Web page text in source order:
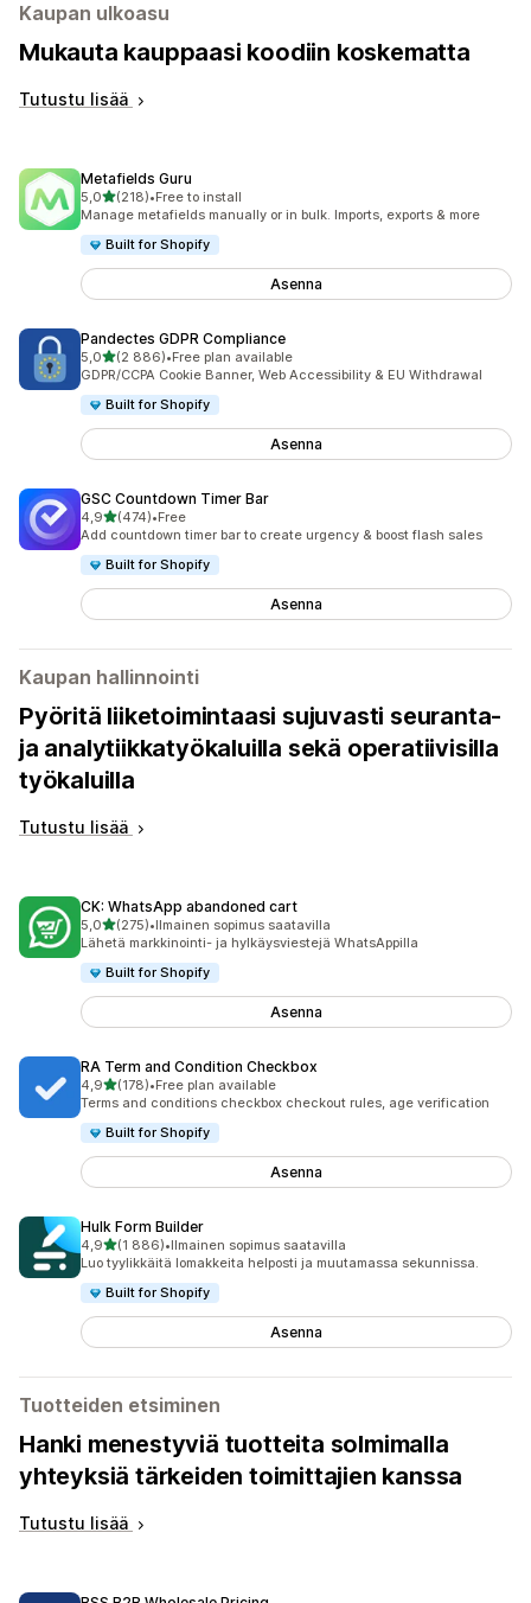
Kaupan ulkoasu
Mukauta kauppaasi koodiin koskematta
Tutustu lisää
Metafields Guru
5,0/ 5 tähteä
(218)
218 arvostelua yhteensä
•Free to install
Manage metafields manually or in bulk. Imports, exports & more
Built for Shopify
Asenna
Pandectes GDPR Compliance
5,0/ 5 tähteä
(2 886)
2886 arvostelua yhteensä
•Free plan available
GDPR/CCPA Cookie Banner, Web Accessibility & EU Withdrawal
Built for Shopify
Asenna
GSC Countdown Timer Bar
4,9/ 5 tähteä
(474)
474 arvostelua yhteensä
•Free
Add countdown timer bar to create urgency & boost flash sales
Built for Shopify
Asenna
Kaupan hallinnointi
Pyöritä liiketoimintaasi sujuvasti seuranta-
ja analytiikkatyökaluilla sekä operatiivisilla
työkaluilla
Tutustu lisää
CK: WhatsApp abandoned cart
5,0/ 5 tähteä
(275)
275 arvostelua yhteensä
•Ilmainen sopimus saatavilla
Lähetä markkinointi- ja hylkäysviestejä WhatsAppilla
Built for Shopify
Asenna
RA Term and Condition Checkbox
4,9/ 5 tähteä
(178)
178 arvostelua yhteensä
•Free plan available
Terms and conditions checkbox checkout rules, age verification
Built for Shopify
Asenna
Hulk Form Builder
4,9/ 5 tähteä
(1 886)
1886 arvostelua yhteensä
•Ilmainen sopimus saatavilla
Luo tyylikkäitä lomakkeita helposti ja muutamassa sekunnissa.
Built for Shopify
Asenna
Tuotteiden etsiminen
Hanki menestyviä tuotteita solmimalla
yhteyksiä tärkeiden toimittajien kanssa
Tutustu lisää